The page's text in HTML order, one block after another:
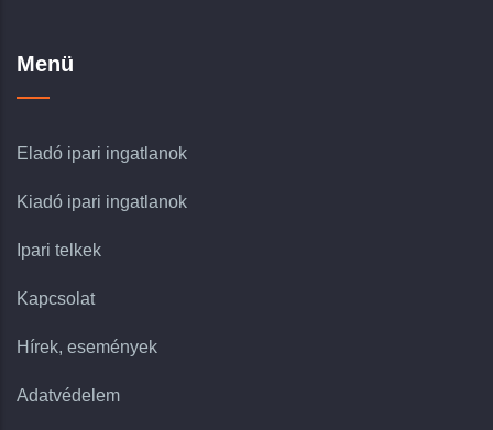
Menü
Eladó ipari ingatlanok
Kiadó ipari ingatlanok
Ipari telkek
Kapcsolat
Hírek, események
Adatvédelem